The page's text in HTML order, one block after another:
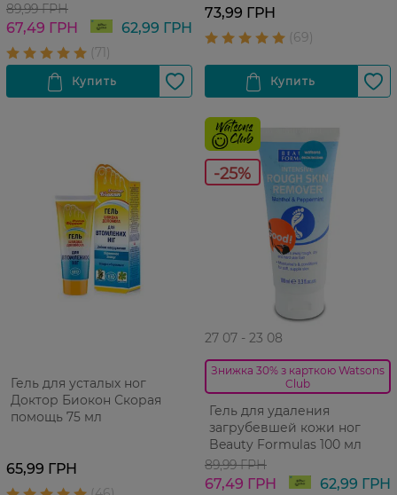
89,99 ГРН
67,49 ГРН 62,99 ГРН
73,99 ГРН
Гель для усталых ног
Доктор Биокон Скорая
помощь 75 мл
65,99 ГРН
-25%
27 07 - 23 08
Знижка 30% з карткою Watsons
Club
Гель для удаления
загрубевшей кожи ног
Beauty Formulas 100 мл
89,99 ГРН
67,49 ГРН 62,99 ГРН